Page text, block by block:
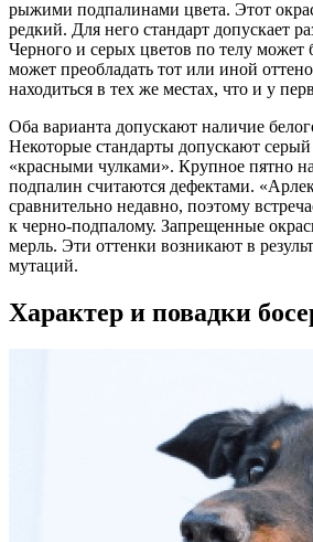
рыжими подпалинами цвета. Этот
редкий. Для него стандарт допускает
Черного и серых цветов по телу может
может преобладать тот или иной
находиться в тех же местах, что и у
Оба варианта допускают наличие
Некоторые стандарты допускают
«красными чулками». Крупное пятно
подпалин считаются дефектами.
сравнительно недавно, поэтому
к черно-подпалому. Запрещенные
мерль. Эти оттенки возникают в
мутаций.
Характер и повадки